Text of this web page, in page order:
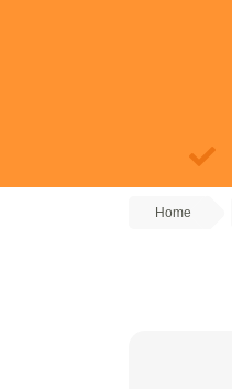
Home